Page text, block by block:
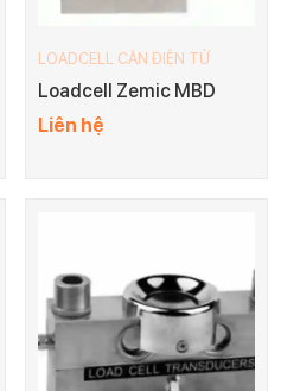
LOADCELL CÂN ĐIỆN TỬ
Loadcell Zemic MBD
Liên hệ